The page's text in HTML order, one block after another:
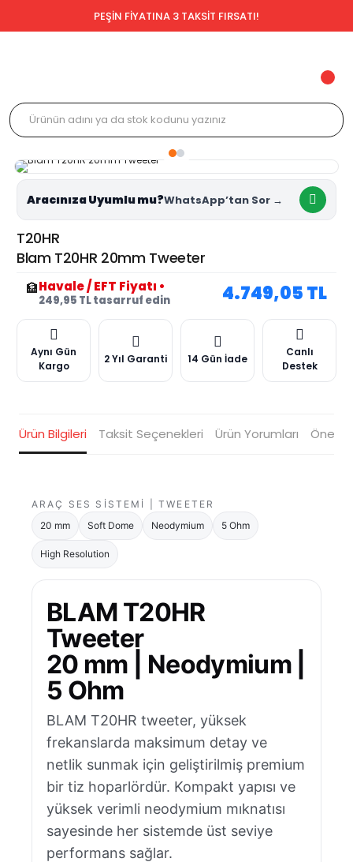
PEŞİN FİYATINA 3 TAKSİT FIRSATI!
Aracınıza Uyumlu mu?
T20HR
Blam T20HR 20mm Tweeter
🏦Havale / EFT Fiyatı •
249,95 TL tasarruf edin 4.749,05 TL
Aynı Gün
Kargo
2 Yıl Garanti 14 Gün İade
Canlı
Destek
Ürün Bilgileri Taksit Seçenekleri Ürün Yorumları
ARAÇ SES SISTEMI | TWEETER
20 mm
Soft Dome Neodymium 5 Ohm
High Resolution
BLAM T20HR
Tweeter
20 mm | Neodymium |
5 Ohm
BLAM T20HR tweeter, yüksek
frekanslarda maksimum detay ve
netlik sunmak için geliştirilmiş premium
bir tiz hoparlördür. Kompakt yapısı ve
yüksek verimli neodymium mıknatısı
sayesinde her sistemde üst seviye
performans sağlar.